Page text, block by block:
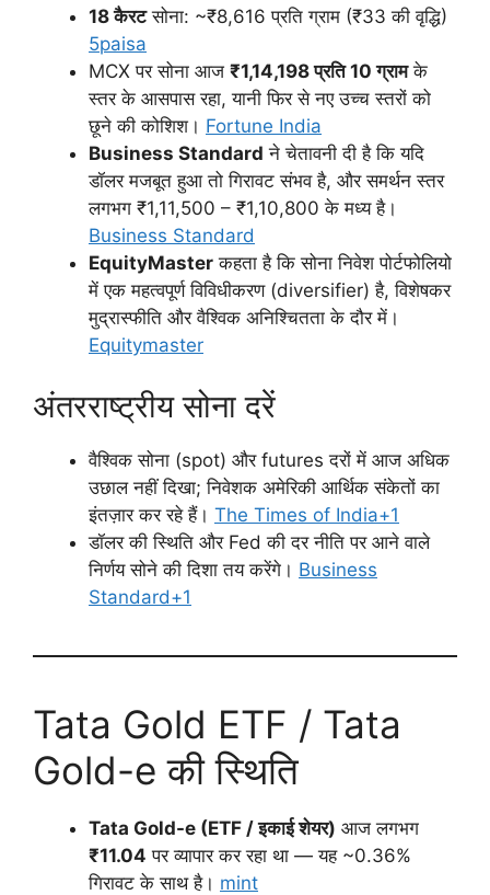
18 कैरटसोना: ~₹8,616 प्रति ग्राम (₹33 की वृद्धि)
5paisa
MCX पर सोना आज ₹1,14,198 प्रति 10 ग्रामके
स्तर के आसपास रहा, यानी फिर से नए उच्च स्तरों को
छूने की कोशिश। Fortune India
Business Standard ने चेतावनी दी है कि यदि
डॉलर मजबूत हुआ तो गिरावट संभव है, और समर्थन स्तर
लगभग ₹1,11,500 – ₹1,10,800 के मध्य है।
Business Standard
EquityMaster कहता है कि सोना निवेश पोर्टफोलियो
में एक महत्वपूर्ण विविधीकरण (diversifier) है, विशेषकर
मुद्रास्फीति और वैश्विक अनिश्चितता के दौर में।
Equitymaster
अंतरराष्ट्रीय सोना दरें
वैश्विक सोना (spot) और futures दरों में आज अधिक
उछाल नहीं दिखा; निवेशक अमेरिकी आर्थिक संकेतों का
इंतज़ार कर रहे हैं। The Times of India+1
डॉलर की स्थिति और Fed की दर नीति पर आने वाले
निर्णय सोने की दिशा तय करेंगे। Business
Standard+1
Tata Gold ETF / Tata
Gold-e की स्थिति
Tata Gold-e (ETF / इकाई शेयर) आज लगभग
₹11.04 पर व्यापार कर रहा था — यह ~0.36%
गिरावट के साथ है। mint